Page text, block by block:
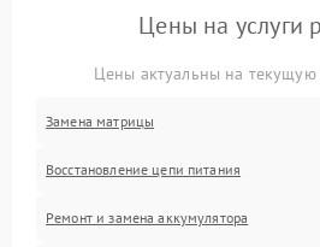
Цены на услуги
Цены актуальны на
Замена матрицы
Восстановление цепи питания
Ремонт и замена аккумулятора